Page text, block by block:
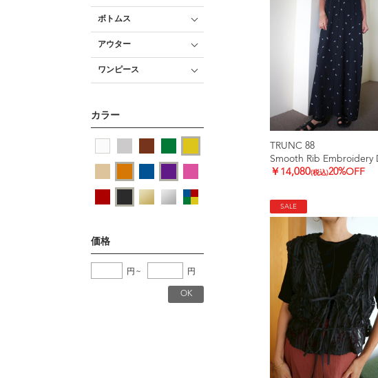
ボトムス
アウター
ワンピース
カラー
価格
円 ~ 円
TRUNC 88
￥14,080(税込)20%OFF
SALE